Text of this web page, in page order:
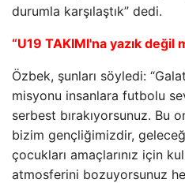
durumla karşılaştık” dedi.
“U19 TAKIMI'na yazık değil
Özbek, şunları söyledi:
misyonu insanlara futbolu
serbest bırakıyorsunuz. Bu
bizim gençliğimizdir,
çocukları amaçlarınız için
atmosferini bozuyorsunuz